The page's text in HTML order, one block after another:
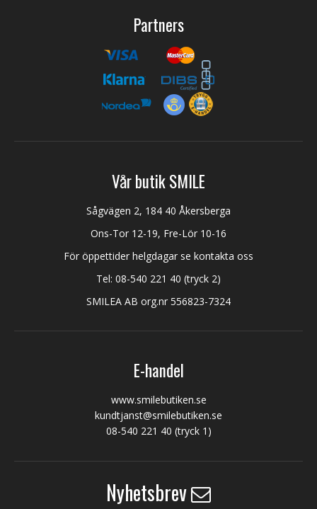
Partners
Vår butik SMILE
Sågvägen 2, 184 40 Åkersberga
Ons-Tor 12-19, Fre-Lör 10-16
För öppettider helgdagar se kontakta oss
Tel: 08-540 221 40 (tryck 2)
SMILEA AB org.nr 556823-7324
E-handel
www.smilebutiken.se
kundtjanst@smilebutiken.se
08-540 221 40 (tryck 1)
Nyhetsbrev